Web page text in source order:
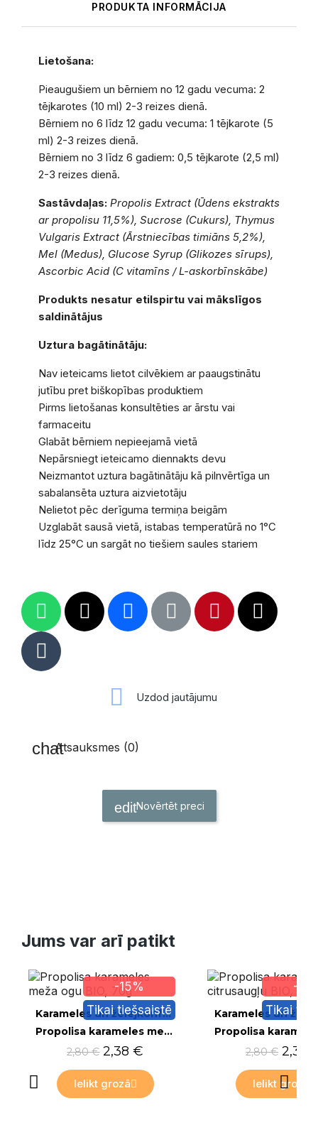
PRODUKTA INFORMĀCIJA
Lietošana:
Pieaugušiem un bērniem no 12 gadu vecuma: 2
tējkarotes (10 ml) 2-3 reizes dienā.
Bērniem no 6 līdz 12 gadu vecuma: 1 tējkarote (5
ml) 2-3 reizes dienā.
Bērniem no 3 līdz 6 gadiem: 0,5 tējkarote (2,5 ml)
2-3 reizes dienā.
Sastāvdaļas: Propolis Extract (Ūdens ekstrakts
ar propolisu 11,5%), Sucrose (Cukurs), Thymus
Vulgaris Extract (Ārstniecības timiāns 5,2%),
Mel (Medus), Glucose Syrup (Glikozes sīrups),
Ascorbic Acid (C vitamīns / L-askorbīnskābe)
Produkts nesatur etilspirtu vai mākslīgos
saldinātājus
Uztura bagātinātāju:
Nav ieteicams lietot cilvēkiem ar paaugstinātu
jutību pret biškopības produktiem
Pirms lietošanas konsultēties ar ārstu vai
farmaceitu
Glabāt bērniem nepieejamā vietā
Nepārsniegt ieteicamo diennakts devu
Neizmantot uztura bagātinātāju kā pilnvērtīga un
sabalansēta uztura aizvietotāju
Nelietot pēc derīguma termiņa beigām
Uzglabāt sausā vietā, istabas temperatūrā no 1°C
līdz 25°C un sargāt no tiešiem saules stariem
Uzdod jautājumu
Atsauksmes (0)
Novērtēt preci
Jums var arī patikt
Ātrais skats
-15%
Tikai tiešsaistē
Karameles un želejkonfektes
Propolisa karameles meža ogu BIO, 70g
2,80 € 2,38 €
Ielikt grozā
Ātrais skats
-
Tikai
2,80 € 2,38
Ielikt grozā